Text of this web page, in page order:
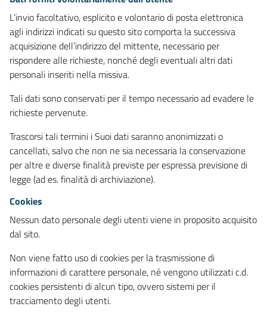
L’invio facoltativo, esplicito e volontario di posta elettronica
agli indirizzi indicati su questo sito comporta la successiva
acquisizione dell’indirizzo del mittente, necessario per
rispondere alle richieste, nonché degli eventuali altri dati
personali inseriti nella missiva.
Tali dati sono conservati per il tempo necessario ad evadere le
richieste pervenute.
Trascorsi tali termini i Suoi dati saranno anonimizzati o
cancellati, salvo che non ne sia necessaria la conservazione
per altre e diverse finalità previste per espressa previsione di
legge (ad es. finalità di archiviazione).
Cookies
Nessun dato personale degli utenti viene in proposito acquisito
dal sito.
Non viene fatto uso di cookies per la trasmissione di
informazioni di carattere personale, né vengono utilizzati c.d.
cookies persistenti di alcun tipo, ovvero sistemi per il
tracciamento degli utenti.